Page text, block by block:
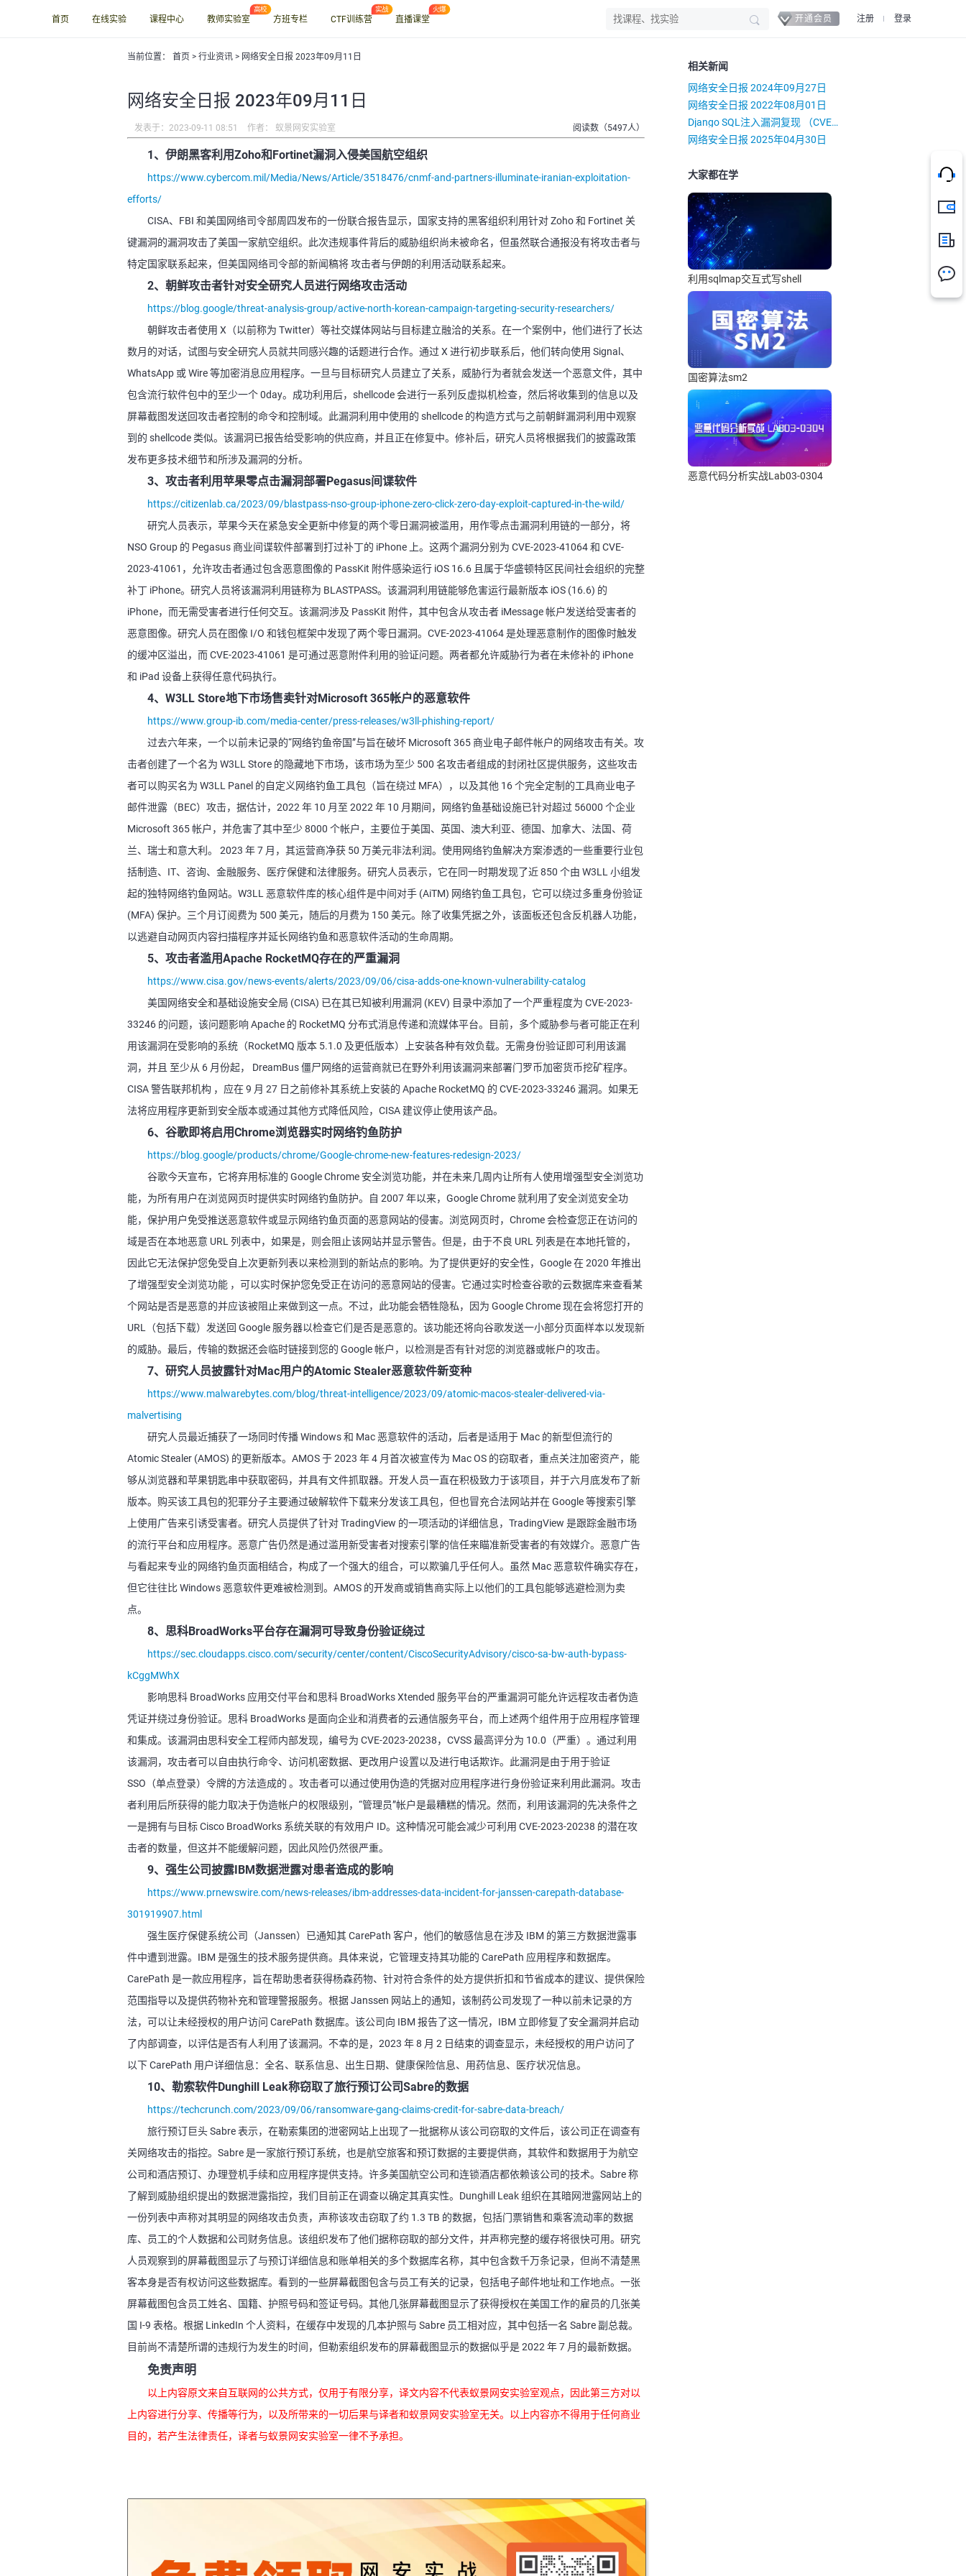
首页 在线实验 课程中心 教师实验室 方班专栏 CTF训练营 直播课堂 开通会员 注册 登录
当前位置： 首页 > 行业资讯 > 网络安全日报 2023年09月11日
网络安全日报 2023年09月11日
发表于：2023-09-11 08:51 作者： 蚁景网安实验室 阅读数（5497人）
1、伊朗黑客利用Zoho和Fortinet漏洞入侵美国航空组织
https://www.cybercom.mil/Media/News/Article/3518476/cnmf-and-partners-illuminate-iranian-exploitation-
efforts/
CISA、FBI 和美国网络司令部周四发布的一份联合报告显示，国家支持的黑客组织利用针对 Zoho 和 Fortinet 关
键漏洞的漏洞攻击了美国一家航空组织。此次违规事件背后的威胁组织尚未被命名，但虽然联合通报没有将攻击者与
特定国家联系起来，但美国网络司令部的新闻稿将 攻击者与伊朗的利用活动联系起来。
2、朝鲜攻击者针对安全研究人员进行网络攻击活动
https://blog.google/threat-analysis-group/active-north-korean-campaign-targeting-security-researchers/
朝鲜攻击者使用 X（以前称为 Twitter）等社交媒体网站与目标建立融洽的关系。在一个案例中，他们进行了长达
数月的对话，试图与安全研究人员就共同感兴趣的话题进行合作。通过 X 进行初步联系后，他们转向使用 Signal、
WhatsApp 或 Wire 等加密消息应用程序。一旦与目标研究人员建立了关系，威胁行为者就会发送一个恶意文件，其中
包含流行软件包中的至少一个 0day。成功利用后，shellcode 会进行一系列反虚拟机检查，然后将收集到的信息以及
屏幕截图发送回攻击者控制的命令和控制域。此漏洞利用中使用的 shellcode 的构造方式与之前朝鲜漏洞利用中观察
到的 shellcode 类似。该漏洞已报告给受影响的供应商，并且正在修复中。修补后，研究人员将根据我们的披露政策
发布更多技术细节和所涉及漏洞的分析。
3、攻击者利用苹果零点击漏洞部署Pegasus间谍软件
https://citizenlab.ca/2023/09/blastpass-nso-group-iphone-zero-click-zero-day-exploit-captured-in-the-wild/
研究人员表示，苹果今天在紧急安全更新中修复的两个零日漏洞被滥用，用作零点击漏洞利用链的一部分，将
NSO Group 的 Pegasus 商业间谍软件部署到打过补丁的 iPhone 上。这两个漏洞分别为 CVE-2023-41064 和 CVE-
2023-41061，允许攻击者通过包含恶意图像的 PassKit 附件感染运行 iOS 16.6 且属于华盛顿特区民间社会组织的完整
补丁 iPhone。研究人员将该漏洞利用链称为 BLASTPASS。该漏洞利用链能够危害运行最新版本 iOS (16.6) 的
iPhone，而无需受害者进行任何交互。该漏洞涉及 PassKit 附件，其中包含从攻击者 iMessage 帐户发送给受害者的
恶意图像。研究人员在图像 I/O 和钱包框架中发现了两个零日漏洞。CVE-2023-41064 是处理恶意制作的图像时触发
的缓冲区溢出，而 CVE-2023-41061 是可通过恶意附件利用的验证问题。两者都允许威胁行为者在未修补的 iPhone
和 iPad 设备上获得任意代码执行。
4、W3LL Store地下市场售卖针对Microsoft 365帐户的恶意软件
https://www.group-ib.com/media-center/press-releases/w3ll-phishing-report/
过去六年来，一个以前未记录的“网络钓鱼帝国”与旨在破坏 Microsoft 365 商业电子邮件帐户的网络攻击有关。攻
击者创建了一个名为 W3LL Store 的隐藏地下市场，该市场为至少 500 名攻击者组成的封闭社区提供服务，这些攻击
者可以购买名为 W3LL Panel 的自定义网络钓鱼工具包（旨在绕过 MFA），以及其他 16 个完全定制的工具商业电子
邮件泄露（BEC）攻击，据估计，2022 年 10 月至 2022 年 10 月期间，网络钓鱼基础设施已针对超过 56000 个企业
Microsoft 365 帐户，并危害了其中至少 8000 个帐户，主要位于美国、英国、澳大利亚、德国、加拿大、法国、荷
兰、瑞士和意大利。 2023 年 7 月，其运营商净获 50 万美元非法利润。使用网络钓鱼解决方案渗透的一些重要行业包
括制造、IT、咨询、金融服务、医疗保健和法律服务。研究人员表示，它在同一时期发现了近 850 个由 W3LL 小组发
起的独特网络钓鱼网站。W3LL 恶意软件库的核心组件是中间对手 (AiTM) 网络钓鱼工具包，它可以绕过多重身份验证
(MFA) 保护。三个月订阅费为 500 美元，随后的月费为 150 美元。除了收集凭据之外，该面板还包含反机器人功能，
以逃避自动网页内容扫描程序并延长网络钓鱼和恶意软件活动的生命周期。
5、攻击者滥用Apache RocketMQ存在的严重漏洞
https://www.cisa.gov/news-events/alerts/2023/09/06/cisa-adds-one-known-vulnerability-catalog
美国网络安全和基础设施安全局 (CISA) 已在其已知被利用漏洞 (KEV) 目录中添加了一个严重程度为 CVE-2023-
33246 的问题，该问题影响 Apache 的 RocketMQ 分布式消息传递和流媒体平台。目前，多个威胁参与者可能正在利
用该漏洞在受影响的系统（RocketMQ 版本 5.1.0 及更低版本）上安装各种有效负载。无需身份验证即可利用该漏
洞，并且 至少从 6 月份起， DreamBus 僵尸网络的运营商就已在野外利用该漏洞来部署门罗币加密货币挖矿程序。
CISA 警告联邦机构 ，应在 9 月 27 日之前修补其系统上安装的 Apache RocketMQ 的 CVE-2023-33246 漏洞。如果无
法将应用程序更新到安全版本或通过其他方式降低风险，CISA 建议停止使用该产品。
6、谷歌即将启用Chrome浏览器实时网络钓鱼防护
https://blog.google/products/chrome/Google-chrome-new-features-redesign-2023/
谷歌今天宣布，它将弃用标准的 Google Chrome 安全浏览功能，并在未来几周内让所有人使用增强型安全浏览功
能，为所有用户在浏览网页时提供实时网络钓鱼防护。自 2007 年以来，Google Chrome 就利用了安全浏览安全功
能，保护用户免受推送恶意软件或显示网络钓鱼页面的恶意网站的侵害。浏览网页时，Chrome 会检查您正在访问的
域是否在本地恶意 URL 列表中，如果是，则会阻止该网站并显示警告。但是，由于不良 URL 列表是在本地托管的，
因此它无法保护您免受自上次更新列表以来检测到的新站点的影响。为了提供更好的安全性，Google 在 2020 年推出
了增强型安全浏览功能 ，可以实时保护您免受正在访问的恶意网站的侵害。它通过实时检查谷歌的云数据库来查看某
个网站是否是恶意的并应该被阻止来做到这一点。不过，此功能会牺牲隐私，因为 Google Chrome 现在会将您打开的
URL（包括下载）发送回 Google 服务器以检查它们是否是恶意的。该功能还将向谷歌发送一小部分页面样本以发现新
的威胁。最后，传输的数据还会临时链接到您的 Google 帐户，以检测是否有针对您的浏览器或帐户的攻击。
7、研究人员披露针对Mac用户的Atomic Stealer恶意软件新变种
https://www.malwarebytes.com/blog/threat-intelligence/2023/09/atomic-macos-stealer-delivered-via-
malvertising
研究人员最近捕获了一场同时传播 Windows 和 Mac 恶意软件的活动，后者是适用于 Mac 的新型但流行的
Atomic Stealer (AMOS) 的更新版本。AMOS 于 2023 年 4 月首次被宣传为 Mac OS 的窃取者，重点关注加密资产，能
够从浏览器和苹果钥匙串中获取密码，并具有文件抓取器。开发人员一直在积极致力于该项目，并于六月底发布了新
版本。购买该工具包的犯罪分子主要通过破解软件下载来分发该工具包，但也冒充合法网站并在 Google 等搜索引擎
上使用广告来引诱受害者。研究人员提供了针对 TradingView 的一项活动的详细信息，TradingView 是跟踪金融市场
的流行平台和应用程序。恶意广告仍然是通过滥用新受害者对搜索引擎的信任来瞄准新受害者的有效媒介。恶意广告
与看起来专业的网络钓鱼页面相结合，构成了一个强大的组合，可以欺骗几乎任何人。虽然 Mac 恶意软件确实存在，
但它往往比 Windows 恶意软件更难被检测到。AMOS 的开发商或销售商实际上以他们的工具包能够逃避检测为卖
点。
8、思科BroadWorks平台存在漏洞可导致身份验证绕过
https://sec.cloudapps.cisco.com/security/center/content/CiscoSecurityAdvisory/cisco-sa-bw-auth-bypass-
kCggMWhX
影响思科 BroadWorks 应用交付平台和思科 BroadWorks Xtended 服务平台的严重漏洞可能允许远程攻击者伪造
凭证并绕过身份验证。思科 BroadWorks 是面向企业和消费者的云通信服务平台，而上述两个组件用于应用程序管理
和集成。该漏洞由思科安全工程师内部发现，编号为 CVE-2023-20238，CVSS 最高评分为 10.0（严重）。通过利用
该漏洞，攻击者可以自由执行命令、访问机密数据、更改用户设置以及进行电话欺诈。此漏洞是由于用于验证
SSO（单点登录）令牌的方法造成的 。攻击者可以通过使用伪造的凭据对应用程序进行身份验证来利用此漏洞。攻击
者利用后所获得的能力取决于伪造帐户的权限级别，“管理员”帐户是最糟糕的情况。然而，利用该漏洞的先决条件之
一是拥有与目标 Cisco BroadWorks 系统关联的有效用户 ID。这种情况可能会减少可利用 CVE-2023-20238 的潜在攻
击者的数量，但这并不能缓解问题，因此风险仍然很严重。
9、强生公司披露IBM数据泄露对患者造成的影响
https://www.prnewswire.com/news-releases/ibm-addresses-data-incident-for-janssen-carepath-database-
301919907.html
强生医疗保健系统公司（Janssen）已通知其 CarePath 客户，他们的敏感信息在涉及 IBM 的第三方数据泄露事
件中遭到泄露。IBM 是强生的技术服务提供商。具体来说，它管理支持其功能的 CarePath 应用程序和数据库。
CarePath 是一款应用程序，旨在帮助患者获得杨森药物、针对符合条件的处方提供折扣和节省成本的建议、提供保险
范围指导以及提供药物补充和管理警报服务。根据 Janssen 网站上的通知，该制药公司发现了一种以前未记录的方
法，可以让未经授权的用户访问 CarePath 数据库。该公司向 IBM 报告了这一情况，IBM 立即修复了安全漏洞并启动
了内部调查，以评估是否有人利用了该漏洞。不幸的是，2023 年 8 月 2 日结束的调查显示，未经授权的用户访问了
以下 CarePath 用户详细信息：全名、联系信息、出生日期、健康保险信息、用药信息、医疗状况信息。
10、勒索软件Dunghill Leak称窃取了旅行预订公司Sabre的数据
https://techcrunch.com/2023/09/06/ransomware-gang-claims-credit-for-sabre-data-breach/
旅行预订巨头 Sabre 表示，在勒索集团的泄密网站上出现了一批据称从该公司窃取的文件后，该公司正在调查有
关网络攻击的指控。Sabre 是一家旅行预订系统，也是航空旅客和预订数据的主要提供商，其软件和数据用于为航空
公司和酒店预订、办理登机手续和应用程序提供支持。许多美国航空公司和连锁酒店都依赖该公司的技术。Sabre 称
了解到威胁组织提出的数据泄露指控，我们目前正在调查以确定其真实性。Dunghill Leak 组织在其暗网泄露网站上的
一份列表中声称对其明显的网络攻击负责，声称该攻击窃取了约 1.3 TB 的数据，包括门票销售和乘客流动率的数据
库、员工的个人数据和公司财务信息。该组织发布了他们据称窃取的部分文件，并声称完整的缓存将很快可用。研究
人员观察到的屏幕截图显示了与预订详细信息和账单相关的多个数据库名称，其中包含数千万条记录，但尚不清楚黑
客本身是否有权访问这些数据库。看到的一些屏幕截图包含与员工有关的记录，包括电子邮件地址和工作地点。一张
屏幕截图包含员工姓名、国籍、护照号码和签证号码。其他几张屏幕截图显示了获得授权在美国工作的雇员的几张美
国 I-9 表格。根据 LinkedIn 个人资料，在缓存中发现的几本护照与 Sabre 员工相对应，其中包括一名 Sabre 副总裁。
目前尚不清楚所谓的违规行为发生的时间，但勒索组织发布的屏幕截图显示的数据似乎是 2022 年 7 月的最新数据。
免责声明
以上内容原文来自互联网的公共方式，仅用于有限分享，译文内容不代表蚁景网安实验室观点，因此第三方对以
上内容进行分享、传播等行为，以及所带来的一切后果与译者和蚁景网安实验室无关。以上内容亦不得用于任何商业
目的，若产生法律责任，译者与蚁景网安实验室一律不予承担。
相关新闻
网络安全日报 2024年09月27日
网络安全日报 2022年08月01日
Django SQL注入漏洞复现 （CVE-2022-28347）
网络安全日报 2025年04月30日
大家都在学
利用sqlmap交互式写shell
国密算法sm2
恶意代码分析实战Lab03-0304